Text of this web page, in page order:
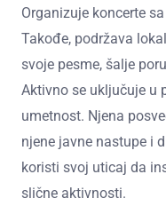
Organizuje koncerte
Takođe, podržava
svoje pesme, šalje
Aktivno se uključuje u
umetnost. Njena
njene javne nastupe i
koristi svoj uticaj da
slične aktivnosti.